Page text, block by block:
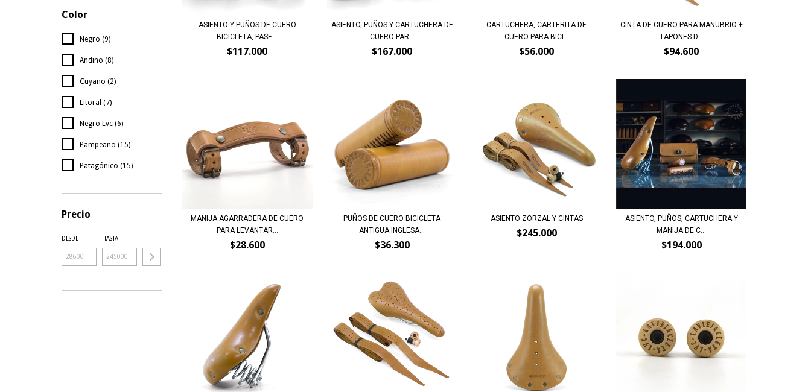
Color
Negro (9)
Andino (8)
Cuyano (2)
Litoral (7)
Negro Lvc (6)
Pampeano (15)
Patagónico (15)
Precio
DESDE HASTA
ASIENTO Y PUÑOS DE CUERO
BICICLETA, PASE...
$117.000
ASIENTO, PUÑOS Y CARTUCHERA DE
CUERO PAR...
$167.000
CARTUCHERA, CARTERITA DE
CUERO PARA BICI...
$56.000
CINTA DE CUERO PARA MANUBRIO +
TAPONES D...
$94.600
MANIJA AGARRADERA DE CUERO
PARA LEVANTAR...
$28.600
PUÑOS DE CUERO BICICLETA
ANTIGUA INGLESA...
$36.300
ASIENTO ZORZAL Y CINTAS
$245.000
ASIENTO, PUÑOS, CARTUCHERA Y
MANIJA DE C...
$194.000